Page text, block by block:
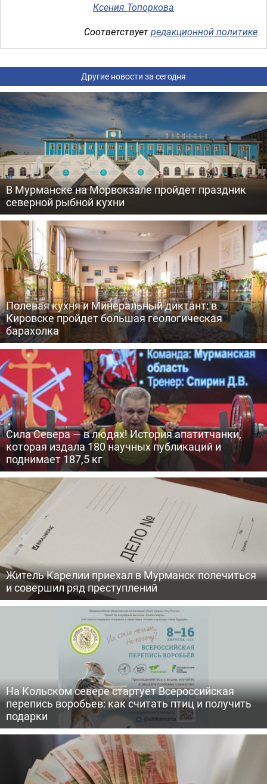
Ксения Топоркова
Соответствуетредакционной политике
Другие новости за сегодня
В Мурманске на Морвокзале пройдет праздник
северной рыбной кухни
Полевая кухня и Минеральный диктант: в
Кировске пройдет большая геологическая
барахолка
Сила Севера — в людях! История апатитчанки,
которая издала 180 научных публикаций и
поднимает 187,5 кг
Житель Карелии приехал в Мурманск полечиться
и совершил ряд преступлений
На Кольском севере стартует Всероссийская
перепись воробьев: как считать птиц и получить
подарки